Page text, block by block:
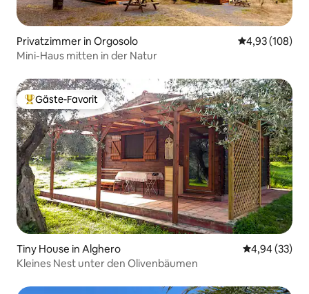
Privatzimmer in Orgosolo
4,93 (108)
Mini-Haus mitten in der Natur
Beliebter Gäste-Favorit.
Gäste-Favorit
Tiny House in Alghero
4,94 (33)
Kleines Nest unter den Olivenbäumen